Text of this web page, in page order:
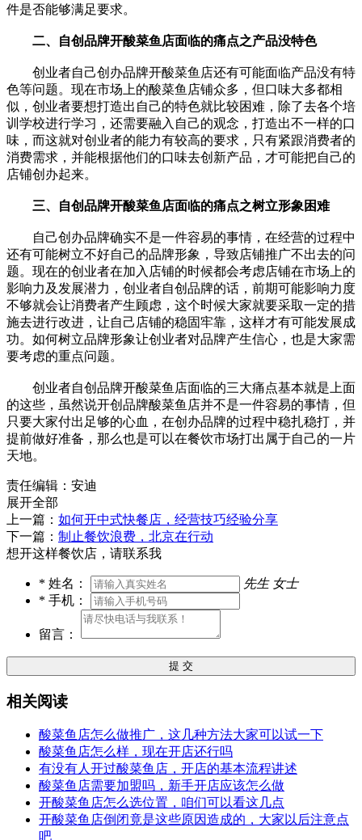
件是否能够满足要求。
二、自创品牌开酸菜鱼店面临的痛点之产品没特色
创业者自己创办品牌开酸菜鱼店还有可能面临产品没有特
色等问题。现在市场上的酸菜鱼店铺众多，但口味大多都相
似，创业者要想打造出自己的特色就比较困难，除了去各个培
训学校进行学习，还需要融入自己的观念，打造出不一样的口
味，而这就对创业者的能力有较高的要求，只有紧跟消费者的
消费需求，并能根据他们的口味去创新产品，才可能把自己的
店铺创办起来。
三、自创品牌开酸菜鱼店面临的痛点之树立形象困难
自己创办品牌确实不是一件容易的事情，在经营的过程中
还有可能树立不好自己的品牌形象，导致店铺推广不出去的问
题。现在的创业者在加入店铺的时候都会考虑店铺在市场上的
影响力及发展潜力，创业者自创品牌的话，前期可能影响力度
不够就会让消费者产生顾虑，这个时候大家就要采取一定的措
施去进行改进，让自己店铺的稳固牢靠，这样才有可能发展成
功。如何树立品牌形象让创业者对品牌产生信心，也是大家需
要考虑的重点问题。
创业者自创品牌开酸菜鱼店面临的三大痛点基本就是上面
的这些，虽然说开创品牌酸菜鱼店并不是一件容易的事情，但
只要大家付出足够的心血，在创办品牌的过程中稳扎稳打，并
提前做好准备，那么也是可以在餐饮市场打出属于自己的一片
天地。
责任编辑：安迪
展开全部
上一篇： 如何开中式快餐店，经营技巧经验分享
下一篇： 制止餐饮浪费，北京在行动
想开这样餐饮店，请联系我
* 姓名： 先生 女士
* 手机：
留言：
提 交
相关阅读
酸菜鱼店怎么做推广，这几种方法大家可以试一下
酸菜鱼店怎么样，现在开店还行吗
有没有人开过酸菜鱼店，开店的基本流程讲述
酸菜鱼店需要加盟吗，新手开店应该怎么做
开酸菜鱼店怎么选位置，咱们可以看这几点
开酸菜鱼店倒闭竟是这些原因造成的，大家以后注意点
吧